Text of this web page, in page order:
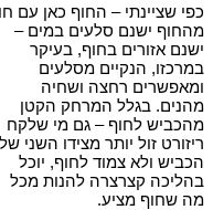
כפי שציינתי – החוף כאן עם
מהחוף ישנם סלעים במים –
ישנם אזורים בחוף, בעיקר
במרכזו, הנקיים מסלעים
ומאפשרים רחצה ושחיה
מהנים. בגלל המרחק הקטן
מהכביש לחוף – גם מי שלקח
ריזורט זול יותר מצידו השני של
הכביש ולא צמוד לחוף, יוכל
בהליכה קצרצרה להנות מכל
מה שחוף מציע.